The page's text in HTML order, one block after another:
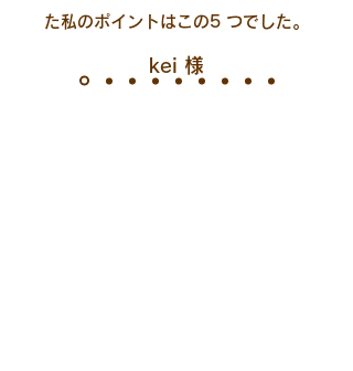
た私のポイントはこの5 つでした。
kei 様